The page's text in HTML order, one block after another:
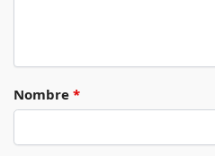
Nombre *